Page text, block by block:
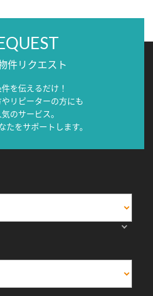
件リクエスト
を伝えるだけ！
リピーターの方にも
のサービス。
たをサポートします。